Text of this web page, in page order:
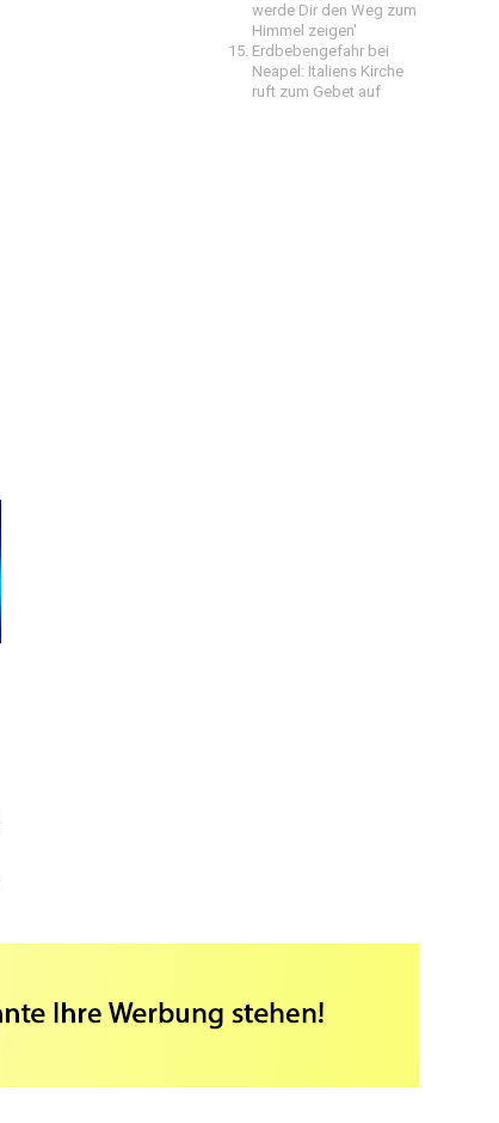
werde Dir den Weg zum
Himmel zeigen'
Erdbebengefahr bei
Neapel: Italiens Kirche
ruft zum Gebet auf